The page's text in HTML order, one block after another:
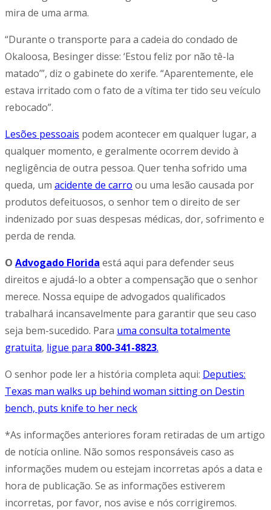
mira de uma arma.
“Durante o transporte para a cadeia do condado de
Okaloosa, Besinger disse: ‘Estou feliz por não tê-la
matado’”, diz o gabinete do xerife. “Aparentemente, ele
estava irritado com o fato de a vítima ter tido seu veículo
rebocado”.
Lesões pessoais podem acontecer em qualquer lugar, a
qualquer momento, e geralmente ocorrem devido à
negligência de outra pessoa. Quer tenha sofrido uma
queda, um acidente de carro ou uma lesão causada por
produtos defeituosos, o senhor tem o direito de ser
indenizado por suas despesas médicas, dor, sofrimento e
perda de renda.
O Advogado Florida está aqui para defender seus
direitos e ajudá-lo a obter a compensação que o senhor
merece. Nossa equipe de advogados qualificados
trabalhará incansavelmente para garantir que seu caso
seja bem-sucedido. Para uma consulta totalmente
gratuita, ligue para 800-341-8823.
O senhor pode ler a história completa aqui: Deputies:
Texas man walks up behind woman sitting on Destin
bench, puts knife to her neck
*As informações anteriores foram retiradas de um artigo
de notícia online. Não somos responsáveis caso as
informações mudem ou estejam incorretas após a data e
hora de publicação. Se as informações estiverem
incorretas, por favor, nos avise e nós corrigiremos.